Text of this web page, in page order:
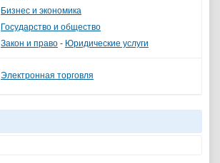
Бизнес и экономика
Государство и общество
Закон и право - Юридические услуги
Электронная торговля